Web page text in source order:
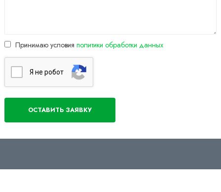
Принимаю условия политики обработки данных
Я нe poбoт